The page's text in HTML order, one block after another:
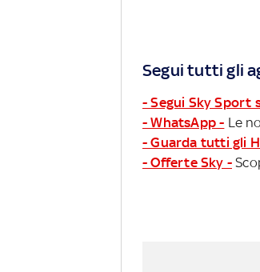
Segui tutti gli
- Segui Sky Sport
- WhatsApp - Le
- Guarda tutti gli
- Offerte Sky -